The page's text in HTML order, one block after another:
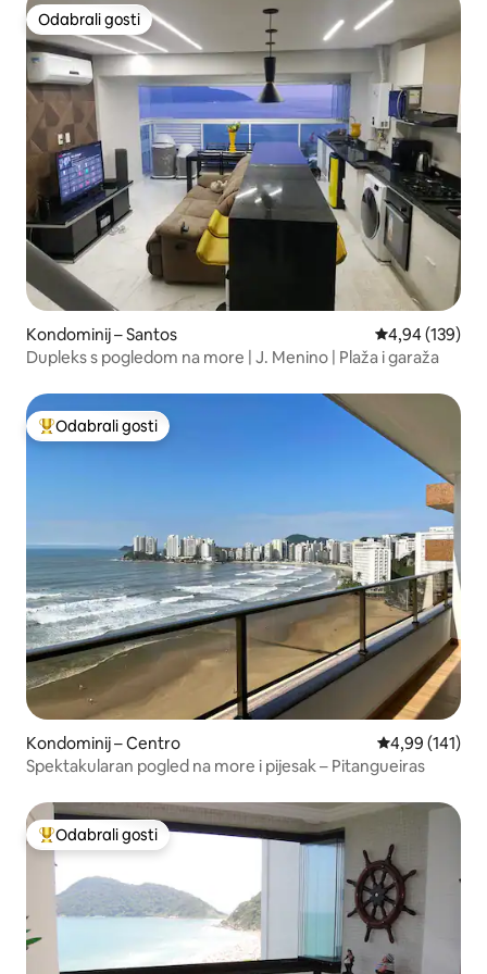
Odabrali gosti
Odabrali gosti
Kondominij – Santos Prosječna
4,94 (139)
Dupleks s pogledom na more | J. Menino | Plaža i garaža
Među najviše rangiranima s oznakom „Odabrali gosti”
Odabrali gosti
Kondominij – Centro Prosječna
4,99 (141)
Spektakularan pogled na more i pijesak – Pitangueiras
Među najviše rangiranima s oznakom „Odabrali gosti”
Odabrali gosti